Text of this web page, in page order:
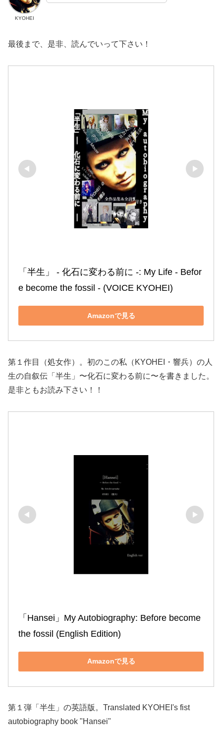
KYOHEI
最後まで、是非、読んでいって下さい！
「半生」 ‐ 化石に変わる前に ‐: My Life ‐ Befor
e become the fossil ‐ (VOICE KYOHEI)
Amazonで見る
第１作目（処女作）。初のこの私（KYOHEI・響兵）の人
生の自叙伝「半生」〜化石に変わる前に〜を書きました。
是非ともお読み下さい！！
「Hansei」My Autobiography: Before become
the fossil (English Edition)
Amazonで見る
第１弾「半生」の英語版。Translated KYOHEI's fist
autobiography book "Hansei"